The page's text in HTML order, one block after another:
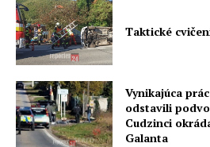
Taktické
Vynikajúca
odstavili
Cudzinci
Galanta